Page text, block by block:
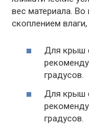
вес материала.
скоплением
Для крыш
градусов.
Для крыш
градусов.